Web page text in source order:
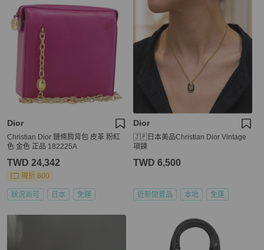
Dior
Christian Dior 鏈條肩背包 皮革 粉紅
色 金色 正品 182225A
TWD 24,342
現折 800
狀況尚可 日本 免運
Dior
🇯🇵日本美品Christian Dior Vintage
項鍊
TWD 6,500
近新閒置品 本地 免運